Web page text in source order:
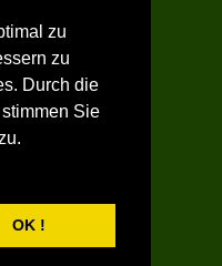
zu
zu
Durch die
Sie
OK !